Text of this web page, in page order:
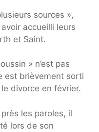
sources »,
accueilli leurs
et Saint.
» n’est pas
est brièvement sorti
divorce en février.
les paroles, il
lors de son